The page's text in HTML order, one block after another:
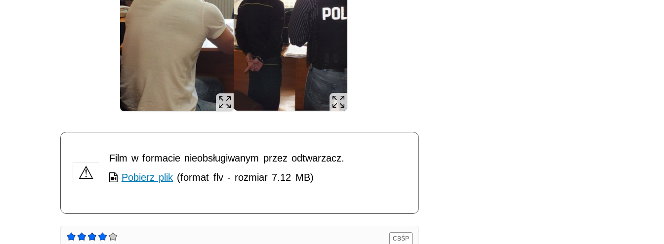
Opis filmu: CBŚ, plantacja, konopie indyjskie
Film w formacie nieobsługiwanym przez odtwarzacz.
Pobierz plik (format flv - rozmiar 7.12 MB)
CBŚP